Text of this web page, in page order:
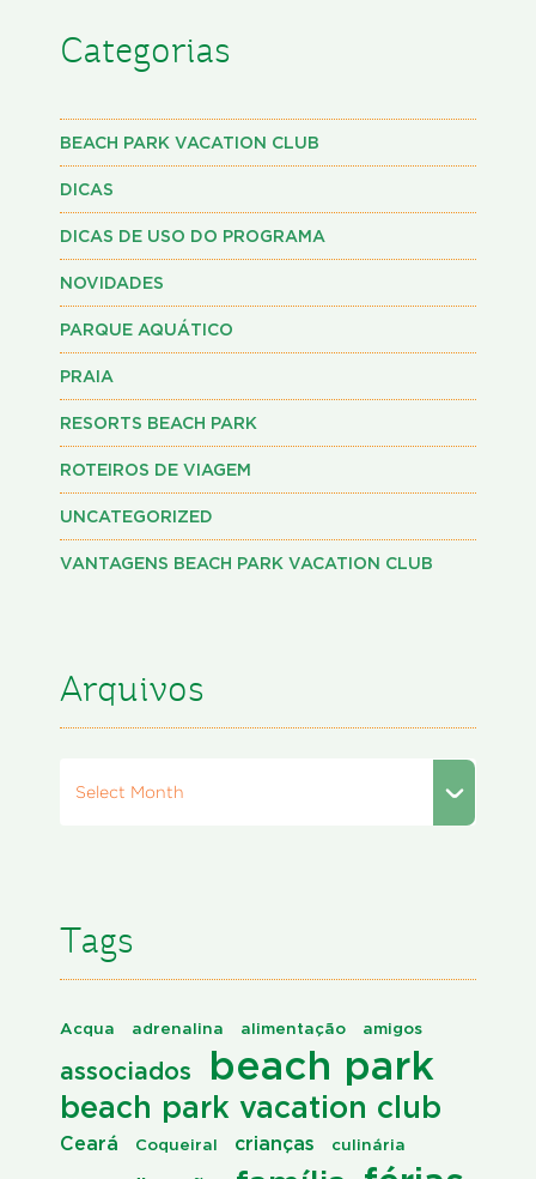
Categorias
BEACH PARK VACATION CLUB
DICAS
DICAS DE USO DO PROGRAMA
NOVIDADES
PARQUE AQUÁTICO
PRAIA
RESORTS BEACH PARK
ROTEIROS DE VIAGEM
UNCATEGORIZED
VANTAGENS BEACH PARK VACATION CLUB
Arquivos
Select Month
Tags
Acqua adrenalina alimentação amigos
associados beach park
beach park vacation club
Ceará Coqueiral crianças culinária